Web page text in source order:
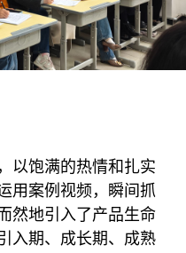
以饱满的热情和扎实
用案例视频，瞬间抓
然地引入了产品生命
入期、成长期、成熟